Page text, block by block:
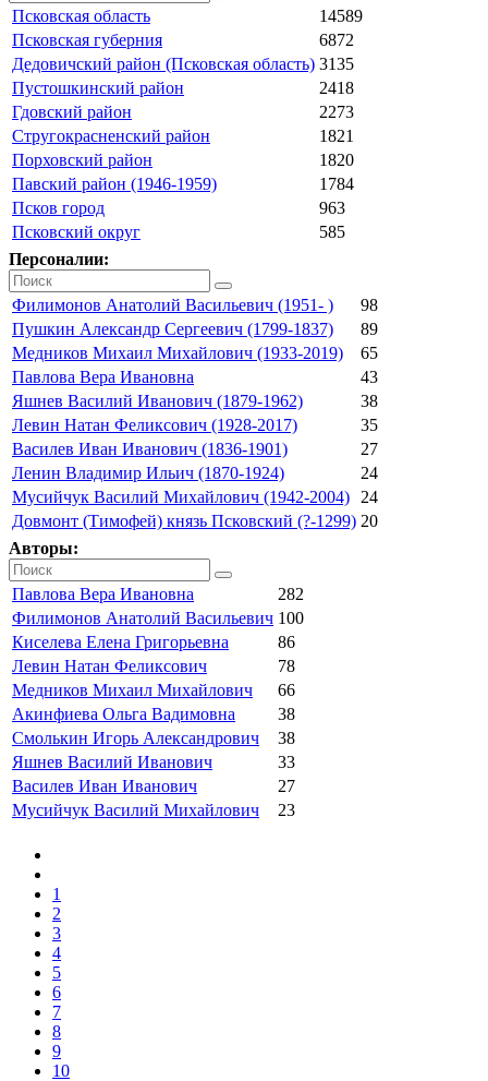
Псковская область
14589
Псковская губерния
6872
Дедовичский район (Псковская область) 3135
Пустошкинский район
2418
Гдовский район
2273
Стругокрасненский район
1821
Порховский район
1820
Павский район (1946-1959)
1784
Псков город
963
Псковский округ
585
Персоналии:
Филимонов Анатолий Васильевич (1951- )
98
Пушкин Александр Сергеевич (1799-1837)
89
Медников Михаил Михайлович (1933-2019)
65
Павлова Вера Ивановна
43
Яшнев Василий Иванович (1879-1962)
38
Левин Натан Феликсович (1928-2017)
35
Василев Иван Иванович (1836-1901)
27
Ленин Владимир Ильич (1870-1924)
24
Мусийчук Василий Михайлович (1942-2004)
24
Довмонт (Тимофей) князь Псковский (?-1299) 20
Авторы:
Павлова Вера Ивановна
282
Филимонов Анатолий Васильевич 100
Киселева Елена Григорьевна
86
Левин Натан Феликсович
78
Медников Михаил Михайлович
66
Акинфиева Ольга Вадимовна
38
Смолькин Игорь Александрович
38
Яшнев Василий Иванович
33
Василев Иван Иванович
27
Мусийчук Василий Михайлович
23
1
2
3
4
5
6
7
8
9
10